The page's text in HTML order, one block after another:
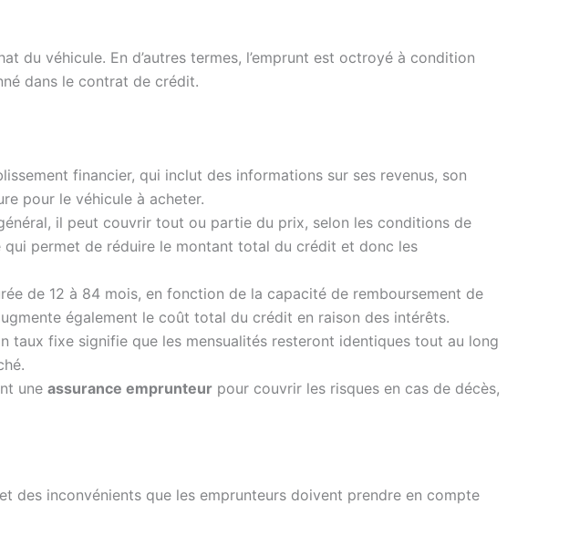
du véhicule. En d’autres termes, l’emprunt est octroyé à condition
dans le contrat de crédit.
financier, qui inclut des informations sur ses revenus, son
pour le véhicule à acheter.
il peut couvrir tout ou partie du prix, selon les conditions de
qui permet de réduire le montant total du crédit et donc les
de 12 à 84 mois, en fonction de la capacité de remboursement de
également le coût total du crédit en raison des intérêts.
taux fixe signifie que les mensualités resteront identiques tout au long
une assurance emprunteur pour couvrir les risques en cas de décès,
des inconvénients que les emprunteurs doivent prendre en compte